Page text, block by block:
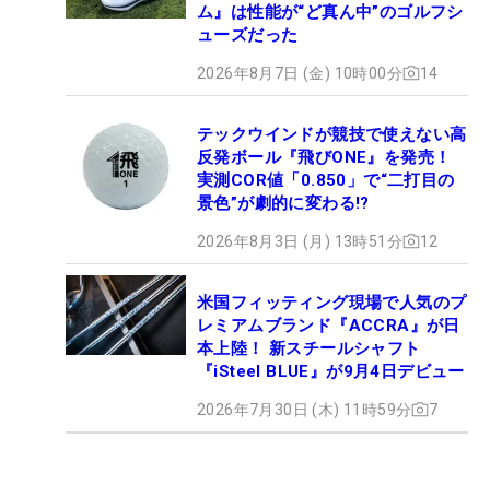
ム』は性能が“ど真ん中”のゴルフシ
ューズだった
2026年8月7日 (金) 10時00分 14
テックウインドが競技で使えない高
反発ボール『飛びONE』を発売！
実測COR値「0.850」で“二打目の
景色”が劇的に変わる!?
2026年8月3日 (月) 13時51分 12
米国フィッティング現場で人気のプ
レミアムブランド『ACCRA』が日
本上陸！ 新スチールシャフト
『iSteel BLUE』が9月4日デビュー
2026年7月30日 (木) 11時59分 7